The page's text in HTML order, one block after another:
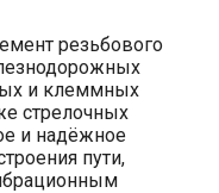
резьбового
и клеммных
стрелочных
и надёжное
пути,